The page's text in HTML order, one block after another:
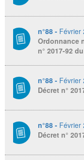
n°88 - Février
Ordonnance
n° 2017-92
n°88 - Février
Décret n°
n°88 - Février
Décret n°